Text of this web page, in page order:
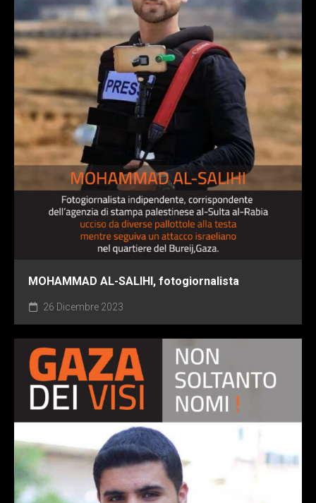
MOHAMMAD AL-SALIHI, fotogiornalista
26 Dicembre 2023